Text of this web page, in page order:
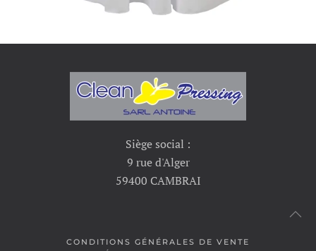
Siège social :
9 rue d'Alger
59400 CAMBRAI
CONDITIONS GÉNÉRALES DE VENTE